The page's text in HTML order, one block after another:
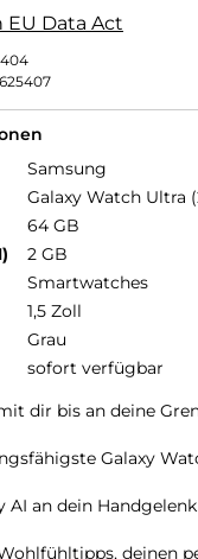
Data Act
Samsung
Galaxy Watch Ultra
64 GB
2 GB
Smartwatches
1,5 Zoll
Grau
sofort verfügbar
dir bis an deine
Galaxy
AI an dein
deinen